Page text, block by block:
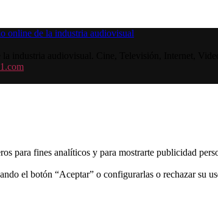
para fines analíticos y para mostrarte publicidad
el botón “Aceptar” o configurarlas o rechazar su